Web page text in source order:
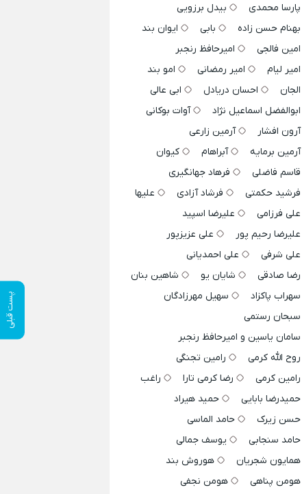
پست قبلی
پارسا محمدی
بیدل برزویی
بهنام حسن زاده
بابی
ایوان بند
امین فالجی
امیرحافظ رنجبر
امیر لیام
امیر رمضانی
امو بند
الجان
احسان دریادل
ابی عالی
ابوالفضل اسماعیل نژاد
آوات بوکانی
آرون افشار
آرمین زارعی
آرمین برمایه
آبراهام
کیوان
قاسم فاضلی
فرهاد جهانگیری
فرشید حکمتی
فرشاد آزادی
علیها
علی فرزامی
علیرضا اسپید
علیرضا رحیم پور
علی عزیزپور
علی شرفی
علی احمدیانی
رضا صادقی
شایان یو
شاهین بنان
سهراب پاکزاد
سهیل مهرزادگان
سبحان رستمی
سامان یاسین و امیرحافظ رنجبر
روح الله کرمی
رامین تجنگی
رامین کرمی
رضا کرمی تارا
راغب
حمیدرضا بابایی
حمید هیراد
حسن زیرک
حامد الماسی
حامد سنجابی
یوسف جمالی
همایون شجریان
هوروش بند
هومن پناهی
هومن نجفی